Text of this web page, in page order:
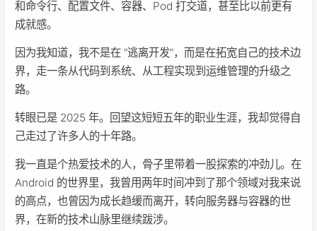
和命令行、配置文件、容器、Pod 打交道，甚至比以前更有
成就感。
因为我知道，我不是在 “逃离开发”，而是在拓宽自己的技术边
界，走一条从代码到系统、从工程实现到运维管理的升级之
路。
转眼已是 2025 年。回望这短短五年的职业生涯，我却觉得自
己走过了许多人的十年路。
我一直是个热爱技术的人，骨子里带着一股探索的冲劲儿。在
Android 的世界里，我曾用两年时间冲到了那个领域对我来说
的高点，也曾因为成长趋缓而离开，转向服务器与容器的世
界，在新的技术山脉里继续跋涉。